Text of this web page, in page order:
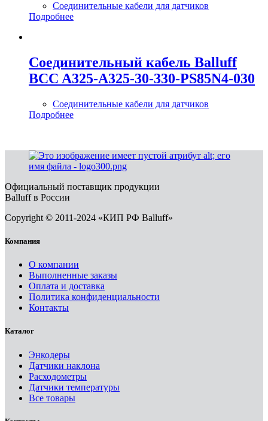
Соединительные кабели для датчиков
Подробнее
Соединительный кабель Balluff
BCC A325-A325-30-330-PS85N4-030
Соединительные кабели для датчиков
Подробнее
Официальный поставщик продукции
Balluff в России
Copyright © 2011-2024 «КИП РФ Balluff»
Компания
О компании
Выполненные заказы
Оплата и доставка
Политика конфиденциальности
Контакты
Каталог
Энкодеры
Датчики наклона
Расходометры
Датчики температуры
Все товары